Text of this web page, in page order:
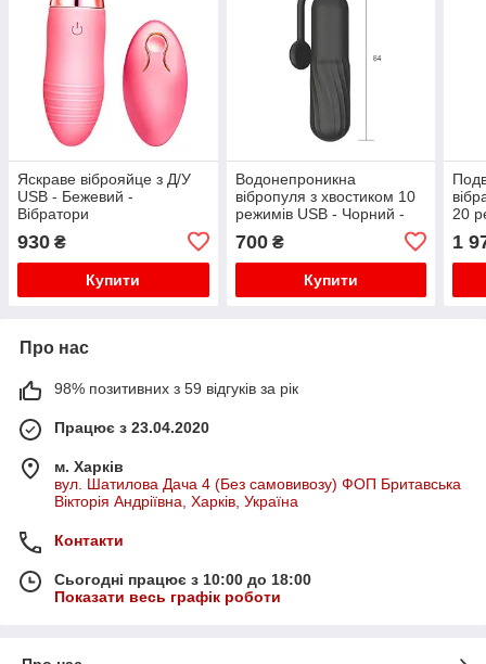
Яскраве віброяйце з Д/У
USB - Бежевий -
Вібратори
930 ₴
Купити
Водонепроникна
вібропуля з хвостиком 10
режимів USB - Чорний -
700₴
Купити
20
1
Про нас
98% позитивних з 59 відгуків за рік
Працює з 23.04.2020
м. Харків
вул. Шатилова Дача 4 (Без самовивозу) ФОП Бритавська
Вікторія Андріївна, Харків, Україна
Контакти
Сьогодні працює з 10:00 до 18:00
Показати весь графік роботи